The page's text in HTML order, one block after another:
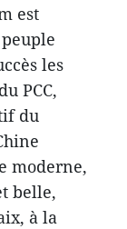
est
les
PCC,
du
moderne,
belle,
à la